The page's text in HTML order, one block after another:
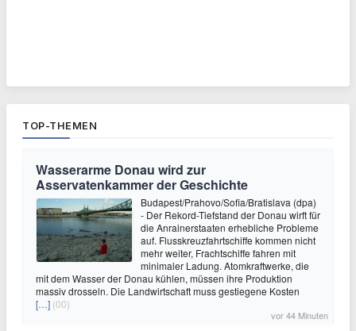
TOP-THEMEN
Wasserarme Donau wird zur
Asservatenkammer der Geschichte
Budapest/Prahovo/Sofia/Bratislava (dpa)
- Der Rekord-Tiefstand der Donau wirft für
die Anrainerstaaten erhebliche Probleme
auf. Flusskreuzfahrtschiffe kommen nicht
mehr weiter, Frachtschiffe fahren mit
minimaler Ladung. Atomkraftwerke, die
mit dem Wasser der Donau kühlen, müssen ihre Produktion
massiv drosseln. Die Landwirtschaft muss gestiegene Kosten
[…] (00)
vor 44 Minuten